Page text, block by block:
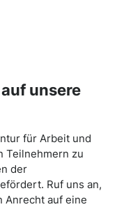
unsere
für Arbeit und
Teilnehmern zu
der
Ruf uns an,
Anrecht auf eine